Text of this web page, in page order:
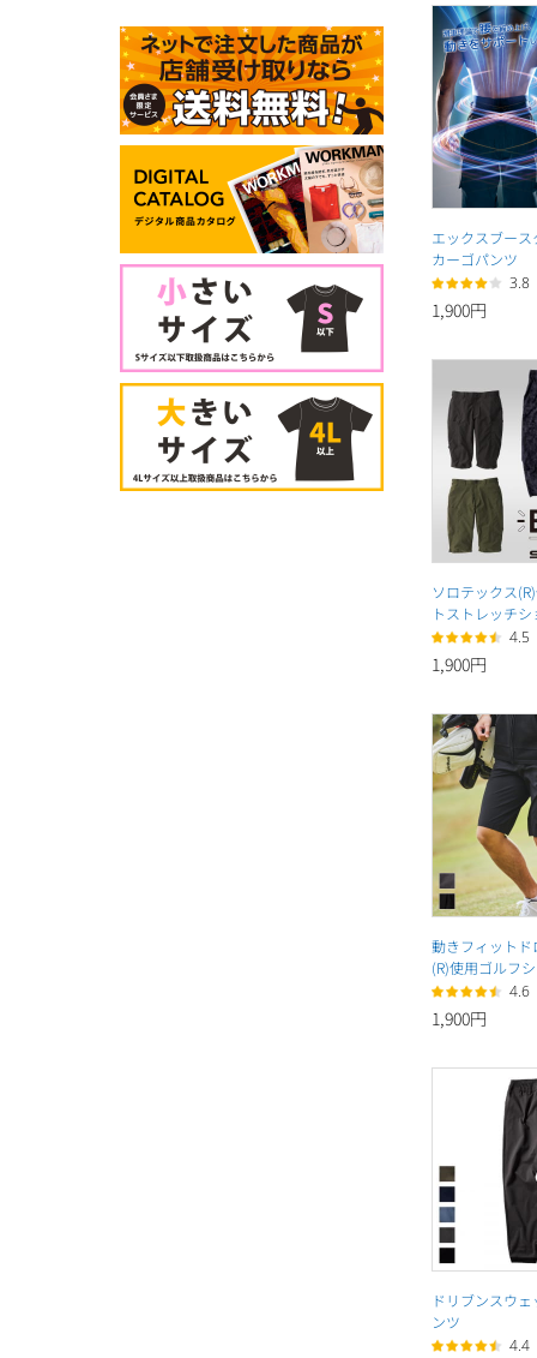
エックスブー
カーゴパンツ
3.8
1,900円
ソロテックス
トストレッチ
4.5
1,900円
動きフィット
(R)使用ゴルフ
4.6
1,900円
ドリブンスウ
ンツ
4.4